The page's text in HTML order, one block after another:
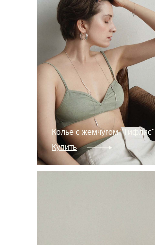
Колье с жемчугом "Тифлис"
Купить